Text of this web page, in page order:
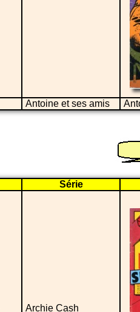
Antoine et ses amis
Série
Archie Cash